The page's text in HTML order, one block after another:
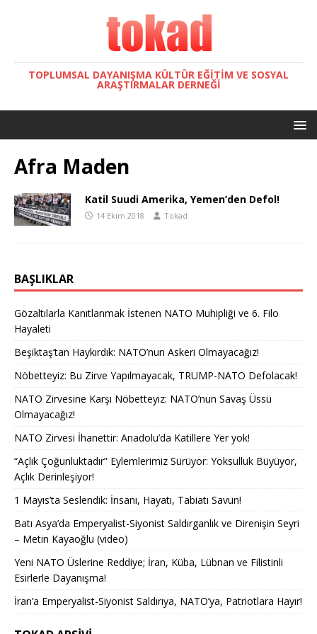
TOPLUMSAL DAYANIŞMA KÜLTÜR EĞITIM VE SOSYAL
ARAŞTIRMALAR DERNEĞI
Afra Maden
Katil Suudi Amerika, Yemen’den Defol!
14 Ekim 2018 Tokad
BAŞLIKLAR
Gözaltılarla Kanıtlanmak İstenen NATO Muhipliği ve 6. Filo
Hayaleti
Beşiktaş’tan Haykırdık: NATO’nun Askeri Olmayacağız!
Nöbetteyiz: Bu Zirve Yapılmayacak, TRUMP-NATO Defolacak!
NATO Zirvesine Karşı Nöbetteyiz: NATO’nun Savaş Üssü
Olmayacağız!
NATO Zirvesi İhanettir: Anadolu’da Katillere Yer yok!
“Açlık Çoğunluktadır” Eylemlerimiz Sürüyor: Yoksulluk Büyüyor,
Açlık Derinleşiyor!
1 Mayıs’ta Seslendik: İnsanı, Hayatı, Tabiatı Savun!
Batı Asya’da Emperyalist-Siyonist Saldırganlık ve Direnişin Seyri
– Metin Kayaoğlu (video)
Yeni NATO Üslerine Reddiye; İran, Küba, Lübnan ve Filistinli
Esirlerle Dayanışma!
İran’a Emperyalist-Siyonist Saldırıya, NATO’ya, Patriotlara Hayır!